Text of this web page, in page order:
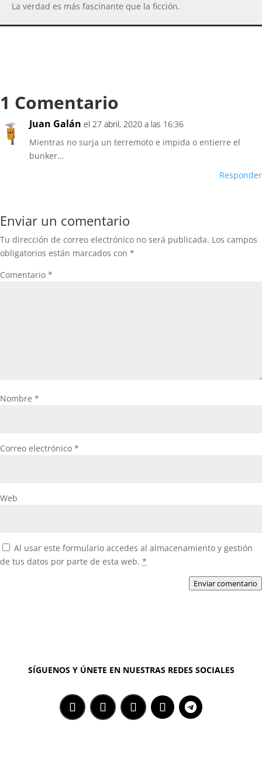
La verdad es más fascinante que la ficción.
1 Comentario
Juan Galán el 27 abril, 2020 a las 16:36
Mientras no surja un terremoto e impida o entierre el
bunker…
Responder
Enviar un comentario
Tu dirección de correo electrónico no será publicada. Los campos
obligatorios están marcados con *
Comentario *
Nombre *
Correo electrónico *
Web
Al usar este formulario accedes al almacenamiento y gestión
de tus datos por parte de esta web. *
Enviar comentario
SÍGUENOS Y ÚNETE EN NUESTRAS REDES SOCIALES